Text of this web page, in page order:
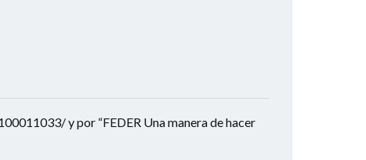
y por “FEDER Una manera de hacer